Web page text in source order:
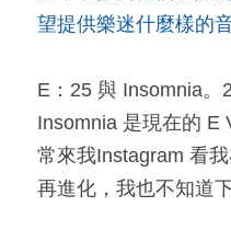
望提供樂迷什麼樣的
E：25 與 Insomnia。
Insomnia 是現在的 E
常來我Instagram 看
再進化，我也不知道